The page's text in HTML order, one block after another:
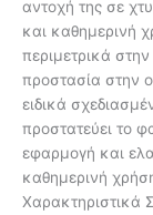
αντοχή της σε
και καθημερινή
περιμετρικά
προστασία στην
ειδικά
προστατεύει το
εφαρμογή και
καθημερινή
Χαρακτηριστικά